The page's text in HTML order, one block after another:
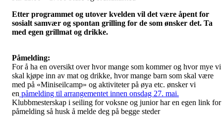
Etter programmet og utover kvelden vil det være åpent for
sosialt samvær og spontan grilling for de som ønsker det. Ta
med egen grillmat og drikke.
Påmelding:
For å ha en oversikt over hvor mange som kommer og hvor mye vi
skal kjøpe inn av mat og drikke, hvor mange barn som skal være
med på «Miniseilcamp» og aktiviteter på øya etc. ønsker vi
en påmelding til arrangementet innen onsdag 27. mai.
Klubbmesterskap i seiling for voksne og junior har en egen link for
påmelding så husk å melde deg på begge steder